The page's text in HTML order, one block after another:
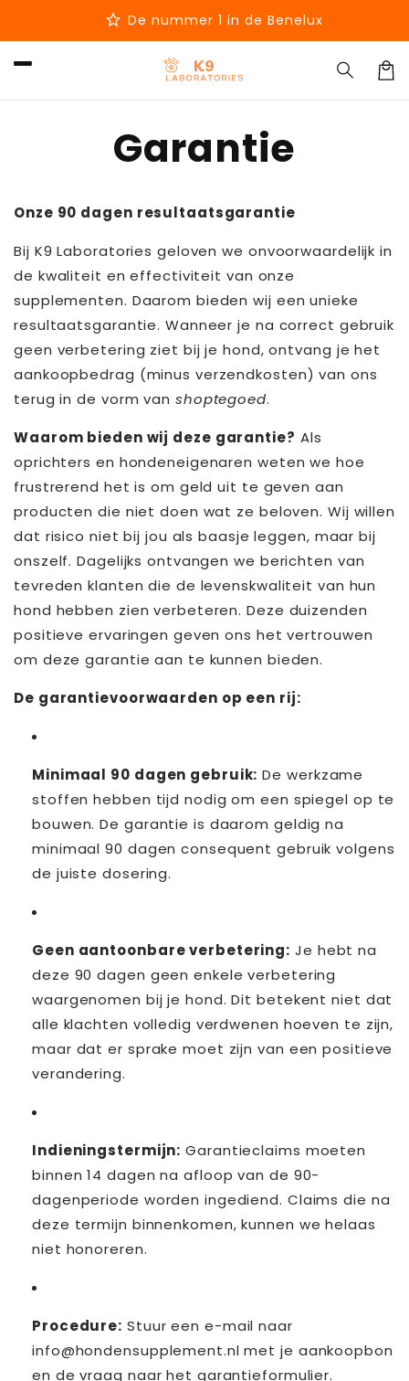
content
star De nummer 1 in de Benelux
Garantie
Onze 90 dagen resultaatsgarantie
Bij K9 Laboratories geloven we onvoorwaardelijk in
de kwaliteit en effectiviteit van onze
supplementen. Daarom bieden wij een unieke
resultaatsgarantie. Wanneer je na correct gebruik
geen verbetering ziet bij je hond, ontvang je het
aankoopbedrag (minus verzendkosten) van ons
terug in de vorm van shoptegoed.
Waarom bieden wij deze garantie? Als
oprichters en hondeneigenaren weten we hoe
frustrerend het is om geld uit te geven aan
producten die niet doen wat ze beloven. Wij willen
dat risico niet bij jou als baasje leggen, maar bij
onszelf. Dagelijks ontvangen we berichten van
tevreden klanten die de levenskwaliteit van hun
hond hebben zien verbeteren. Deze duizenden
positieve ervaringen geven ons het vertrouwen
om deze garantie aan te kunnen bieden.
De garantievoorwaarden op een rij:
Minimaal 90 dagen gebruik: De werkzame
stoffen hebben tijd nodig om een spiegel op te
bouwen. De garantie is daarom geldig na
minimaal 90 dagen consequent gebruik volgens
de juiste dosering.
Geen aantoonbare verbetering: Je hebt na
deze 90 dagen geen enkele verbetering
waargenomen bij je hond. Dit betekent niet dat
alle klachten volledig verdwenen hoeven te zijn,
maar dat er sprake moet zijn van een positieve
verandering.
Indieningstermijn: Garantieclaims moeten
binnen 14 dagen na afloop van de 90-
dagenperiode worden ingediend. Claims die na
deze termijn binnenkomen, kunnen we helaas
niet honoreren.
Procedure: Stuur een e-mail naar
info@hondensupplement.nl met je aankoopbon
en de vraag naar het garantieformulier.